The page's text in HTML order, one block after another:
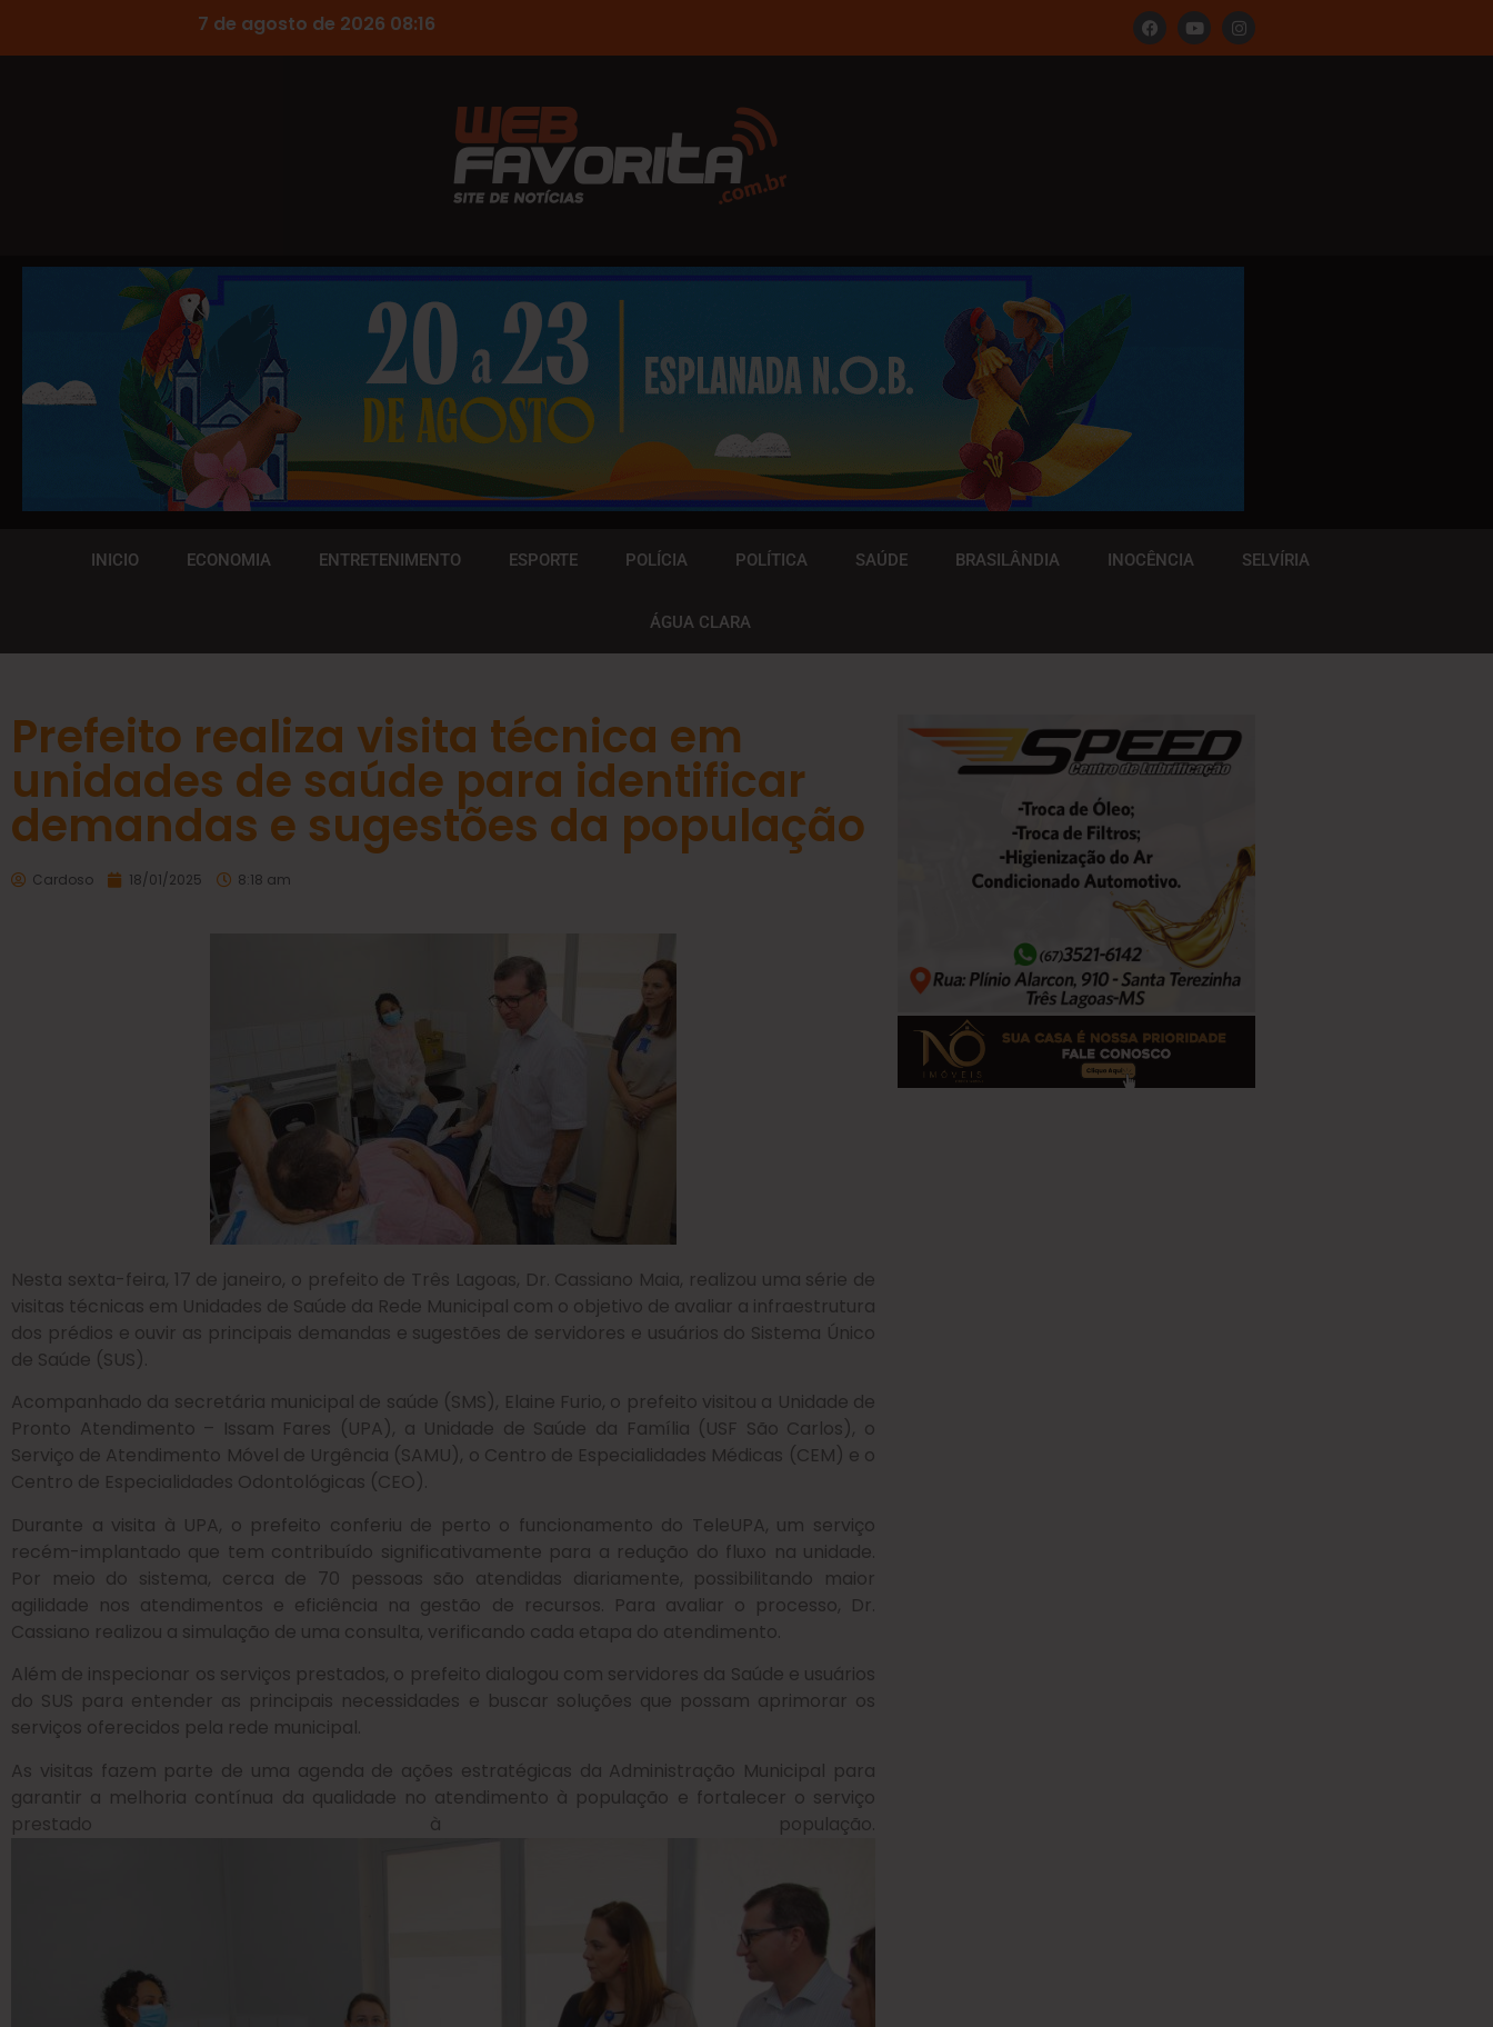
7 de agosto de 2026 08:16
INICIO ECONOMIA ENTRETENIMENTO ESPORTE POLÍCIA POLÍTICA SAÚDE BRASILÂNDIA INOCÊNCIA SELVÍRIA
ÁGUA CLARA
Prefeito realiza visita técnica em
unidades de saúde para identificar
demandas e sugestões da população
Cardoso 18/01/2025 8:18 am
Nesta sexta-feira, 17 de janeiro, o prefeito de Três Lagoas, Dr. Cassiano Maia, realizou uma série de
visitas técnicas em Unidades de Saúde da Rede Municipal com o objetivo de avaliar a infraestrutura
dos prédios e ouvir as principais demandas e sugestões de servidores e usuários do Sistema Único
de Saúde (SUS).
Acompanhado da secretária municipal de saúde (SMS), Elaine Furio, o prefeito visitou a Unidade de
Pronto Atendimento – Issam Fares (UPA), a Unidade de Saúde da Família (USF São Carlos), o
Serviço de Atendimento Móvel de Urgência (SAMU), o Centro de Especialidades Médicas (CEM) e o
Centro de Especialidades Odontológicas (CEO).
Durante a visita à UPA, o prefeito conferiu de perto o funcionamento do TeleUPA, um serviço
recém-implantado que tem contribuído significativamente para a redução do fluxo na unidade.
Por meio do sistema, cerca de 70 pessoas são atendidas diariamente, possibilitando maior
agilidade nos atendimentos e eficiência na gestão de recursos. Para avaliar o processo, Dr.
Cassiano realizou a simulação de uma consulta, verificando cada etapa do atendimento.
Além de inspecionar os serviços prestados, o prefeito dialogou com servidores da Saúde e usuários
do SUS para entender as principais necessidades e buscar soluções que possam aprimorar os
serviços oferecidos pela rede municipal.
As visitas fazem parte de uma agenda de ações estratégicas da Administração Municipal para
garantir a melhoria contínua da qualidade no atendimento à população e fortalecer o serviço
prestado à população.